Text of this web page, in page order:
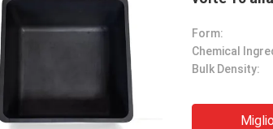
Form:
Bulk Density: